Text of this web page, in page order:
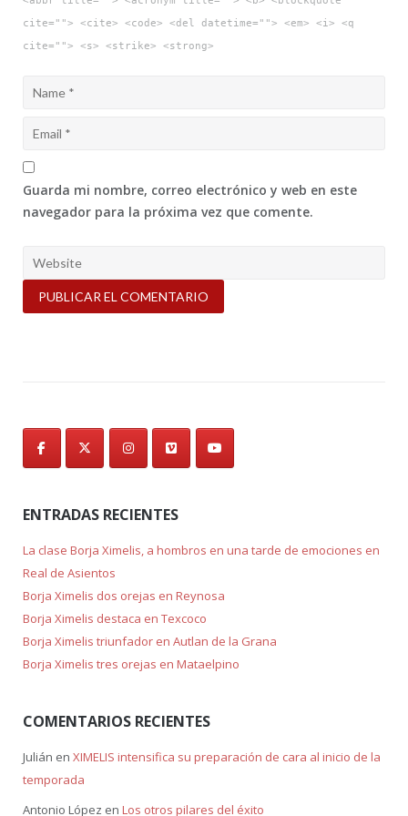
cite=""> <cite> <code> <del datetime=""> <em> <i> <q
cite=""> <s> <strike> <strong>
Guarda mi nombre, correo electrónico y web en este
navegador para la próxima vez que comente.
ENTRADAS RECIENTES
La clase Borja Ximelis, a hombros en una tarde de emociones en
Real de Asientos
Borja Ximelis dos orejas en Reynosa
Borja Ximelis destaca en Texcoco
Borja Ximelis triunfador en Autlan de la Grana
Borja Ximelis tres orejas en Mataelpino
COMENTARIOS RECIENTES
Julián en XIMELIS intensifica su preparación de cara al inicio de la
temporada
Antonio López en Los otros pilares del éxito